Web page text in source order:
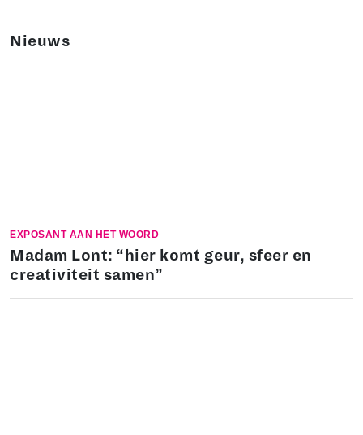
Nieuws
EXPOSANT AAN HET WOORD
Madam Lont: “hier komt geur, sfeer en
creativiteit samen”